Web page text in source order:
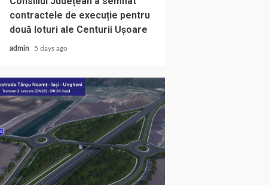
contractele de execuție pentru
două loturi ale Centurii Ușoare
admin 5 days ago